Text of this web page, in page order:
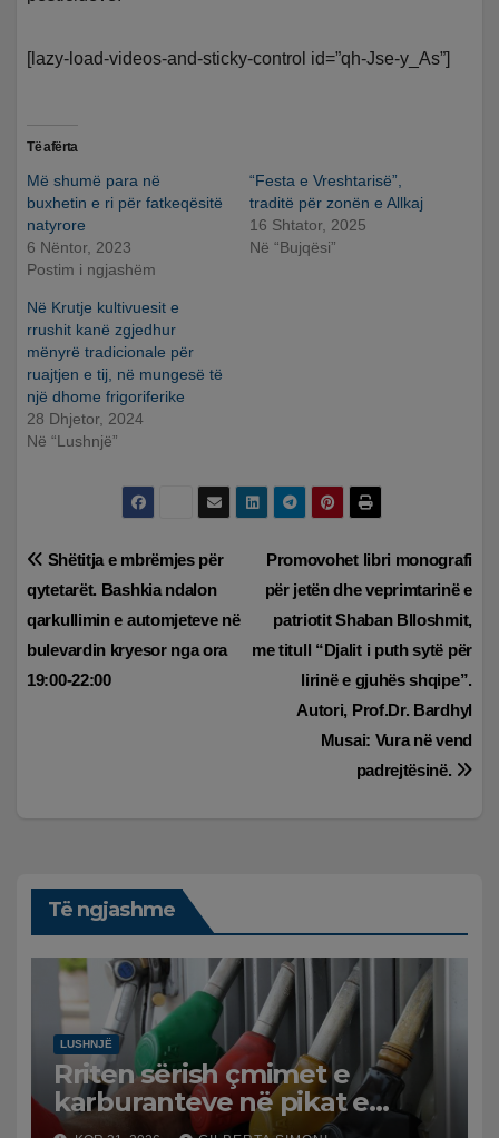
[lazy-load-videos-and-sticky-control id=”qh-Jse-y_As”]
Të afërta
Më shumë para në
buxhetin e ri për fatkeqësitë
natyrore
6 Nëntor, 2023
Postim i ngjashëm
“Festa e Vreshtarisë”,
traditë për zonën e Allkaj
16 Shtator, 2025
Në “Bujqësi”
Në Krutje kultivuesit e
rrushit kanë zgjedhur
mënyrë tradicionale për
ruajtjen e tij, në mungesë të
një dhome frigoriferike
28 Dhjetor, 2024
Në “Lushnjë”
Lëvizje
te
postimet
Promovohet libri monografi
për jetën dhe veprimtarinë e
patriotit Shaban Blloshmit,
me titull “Djalit i puth sytë për
lirinë e gjuhës shqipe”.
Autori, Prof.Dr. Bardhyl
Musai: Vura në vend
padrejtësinë.
Shëtitja e mbrëmjes për
qytetarët. Bashkia ndalon
qarkullimin e automjeteve në
bulevardin kryesor nga ora
19:00-22:00
Të ngjashme
LUSHNJË
Rriten sërish çmimet e
karburanteve në pikat e
karburanteve në Lushnjë.